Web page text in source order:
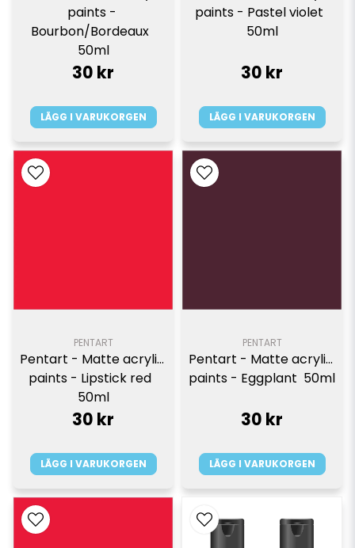
paints -
Bourbon/Bordeaux
50ml
30 kr
LÄGG I VARUKORGEN
paints - Pastel violet
50ml
30 kr
LÄGG I VARUKORGEN
PENTART
Pentart - Matte acrylic
paints - Lipstick red
50ml
30 kr
LÄGG I VARUKORGEN
PENTART
Pentart - Matte acrylic
paints - Eggplant  50ml
30 kr
LÄGG I VARUKORGEN